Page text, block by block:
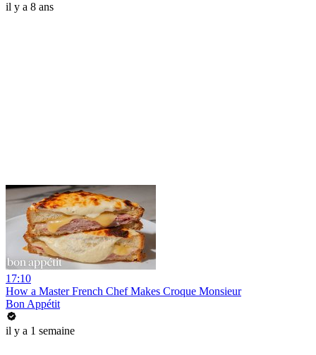
il y a 8 ans
17:10
How a Master French Chef Makes Croque Monsieur
Bon Appétit
il y a 1 semaine